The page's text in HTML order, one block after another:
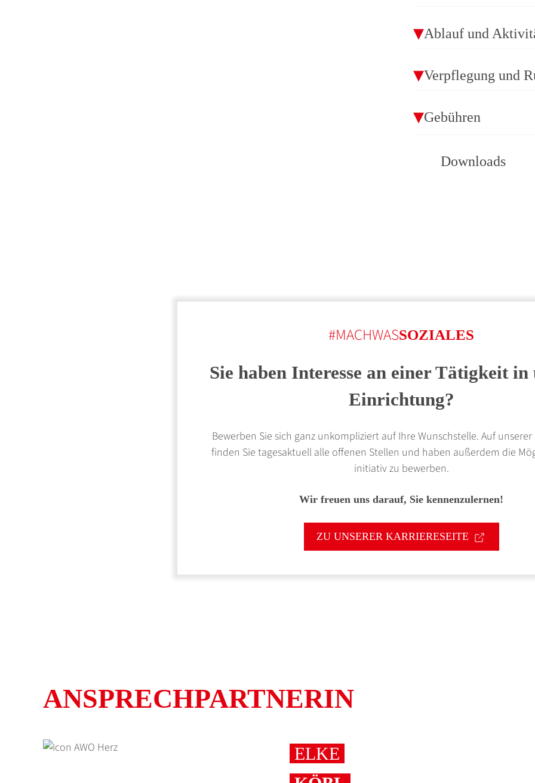
Ablauf und
Verpflegung und
Gebühren
Downloads
#MACHWASSOZIALES
Sie haben Interesse an einer Tätigkeit in
Einrichtung?
Bewerben Sie sich ganz unkompliziert auf Ihre Wunschstelle. Auf
finden Sie tagesaktuell alle offenen Stellen und haben außerdem die
initiativ zu bewerben.
Wir freuen uns darauf, Sie kennenzulernen!
ZU UNSERER KARRIERESEITE
ANSPRECH­PARTNERIN
ELKE